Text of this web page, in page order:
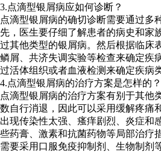
3.点滴型银屑病应如何诊断？
点滴型银屑病的确切诊断需要通过多
先，医生要仔细了解患者的病史和家
过其他类型的银屑病。然后根据临床
鳞屑、共济失调实验等检查来确定疾
过活体组织或者血液检测来确定疾病
4.点滴型银屑病的治疗方案是怎样的？
点滴型银屑病的治疗方案有别于其他
数自行消退，因此可以采用缓解疼痛
出现传染性太强、瘙痒剧烈、炎症和
些药膏、激素和抗菌药物等局部治疗
需要采用口服免疫抑制剂、生物制剂